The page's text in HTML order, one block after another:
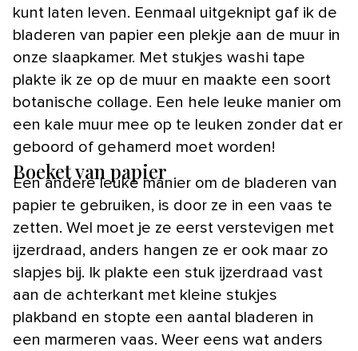
kunt laten leven. Eenmaal uitgeknipt gaf ik de
bladeren van papier een plekje aan de muur in
onze slaapkamer. Met stukjes washi tape
plakte ik ze op de muur en maakte een soort
botanische collage. Een hele leuke manier om
een kale muur mee op te leuken zonder dat er
geboord of gehamerd moet worden!
Boeket van papier
Een andere leuke manier om de bladeren van
papier te gebruiken, is door ze in een vaas te
zetten. Wel moet je ze eerst verstevigen met
ijzerdraad, anders hangen ze er ook maar zo
slapjes bij. Ik plakte een stuk ijzerdraad vast
aan de achterkant met kleine stukjes
plakband en stopte een aantal bladeren in
een marmeren vaas. Weer eens wat anders